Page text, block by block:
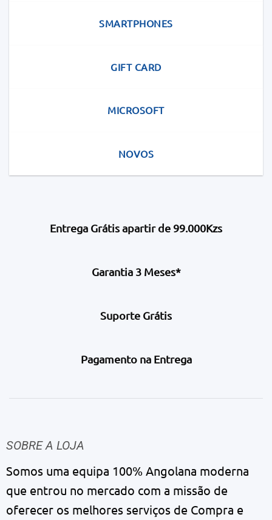
SMARTPHONES
GIFT CARD
MICROSOFT
NOVOS
Entrega Grátis apartir de 99.000Kzs
Garantia 3 Meses*
Suporte Grátis
Pagamento na Entrega
SOBRE A LOJA
Somos uma equipa 100% Angolana moderna
que entrou no mercado com a missão de
oferecer os melhores serviços de Compra e